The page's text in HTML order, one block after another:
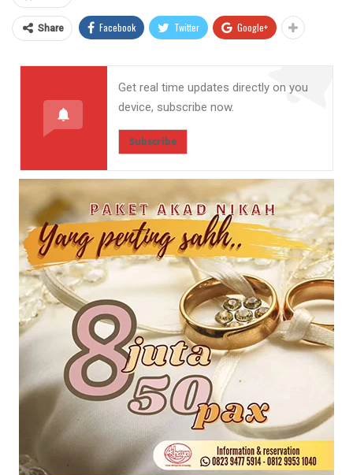
Share Facebook Twitter Google+
Get real time updates directly on you
device, subscribe now.
Subscribe